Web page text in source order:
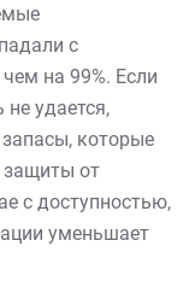
с
на 99%. Если
не удается,
которые
от
с доступностью,
уменьшает